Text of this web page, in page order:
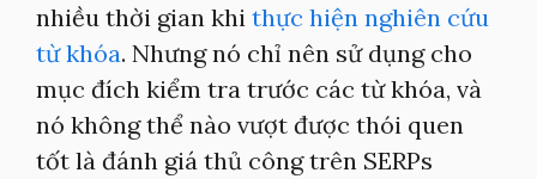
nhiều thời gian khi thực hiện nghiên cứu
từ khóa. Nhưng nó chỉ nên sử dụng cho
mục đích kiểm tra trước các từ khóa, và
nó không thể nào vượt được thói quen
tốt là đánh giá thủ công trên SERPs